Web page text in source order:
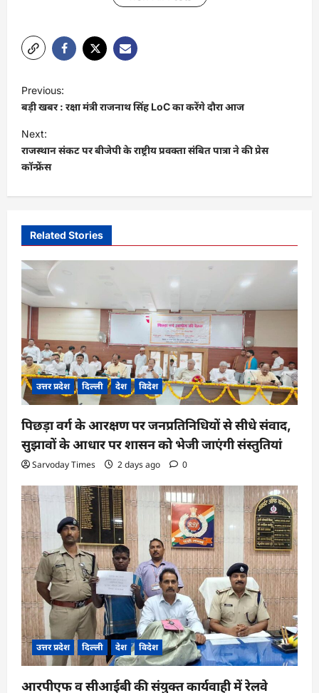
o
s
t
n
a
g
a
t
o
n
Previous:
बड़ी खबर : रक्षा मंत्री राजनाथ सिंह LoC का करेंगे दौरा आज
Next:
राजस्थान संकट पर बीजेपी के राष्ट्रीय प्रवक्ता संबित पात्रा ने की प्रेस
कॉन्फ्रेंस
Related Stories
उत्तर प्रदेश दिल्ली देश विदेश
पिछड़ा वर्ग के आरक्षण पर जनप्रतिनिधियों से सीधे संवाद,
सुझावों के आधार पर शासन को भेजी जाएंगी संस्तुतियां
Sarvoday Times 2 days ago 0
उत्तर प्रदेश दिल्ली देश विदेश
आरपीएफ व सीआईबी की संयुक्त कार्यवाही में रेलवे